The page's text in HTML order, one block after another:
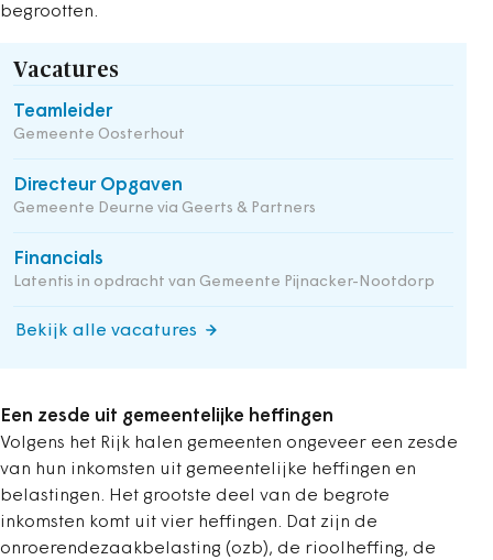
begrootten.
Vacatures
Teamleider
Gemeente Oosterhout
Directeur Opgaven
Gemeente Deurne via Geerts & Partners
Financials
Latentis in opdracht van Gemeente Pijnacker-Nootdorp
Bekijk alle vacatures
Een zesde uit gemeentelijke heffingen
Volgens het Rijk halen gemeenten ongeveer een zesde
van hun inkomsten uit gemeentelijke heffingen en
belastingen. Het grootste deel van de begrote
inkomsten komt uit vier heffingen. Dat zijn de
onroerendezaakbelasting (ozb), de rioolheffing, de